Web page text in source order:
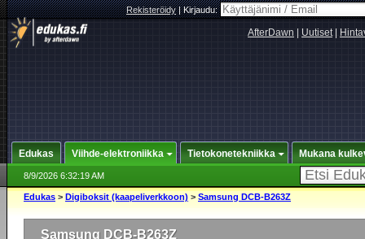
Rekisteröidy|Kirjaudu:
AfterDawn Uutiset|
Edukas Viihde-elektroniikka Tietokonetekniikka Mukana
8/9/2026 6:32:19 AM
Edukas > Digiboksit (kaapeliverkkoon) > Samsung DCB-B263Z
Samsung DCB-B263Z